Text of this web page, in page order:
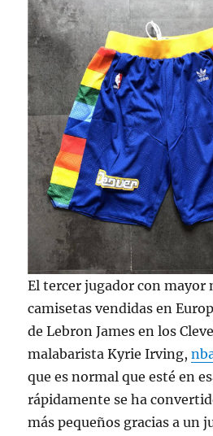
El tercer jugador con mayor
camisetas vendidas en
de Lebron James en los
malabarista Kyrie Irving,
que es normal que esté en
rápidamente se ha
más pequeños gracias a un